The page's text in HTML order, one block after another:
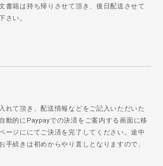
書籍は持ち帰りさせて頂き、後日配送させて
さい。
れて頂き、配送情報などをご記入いただいた
動的にPaypayでの決済をご案内する画面に移
ージににてご決済を完了してください。途中
手続きは初めからやり直しとなりますので、